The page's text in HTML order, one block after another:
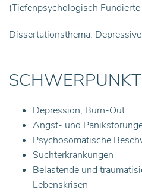
(Tiefenpsychologisch
Dissertationsthema:
Depression, Burn-Out
Angst- und
Psychosomatische
Suchterkrankungen
Belastende und
Lebenskrisen